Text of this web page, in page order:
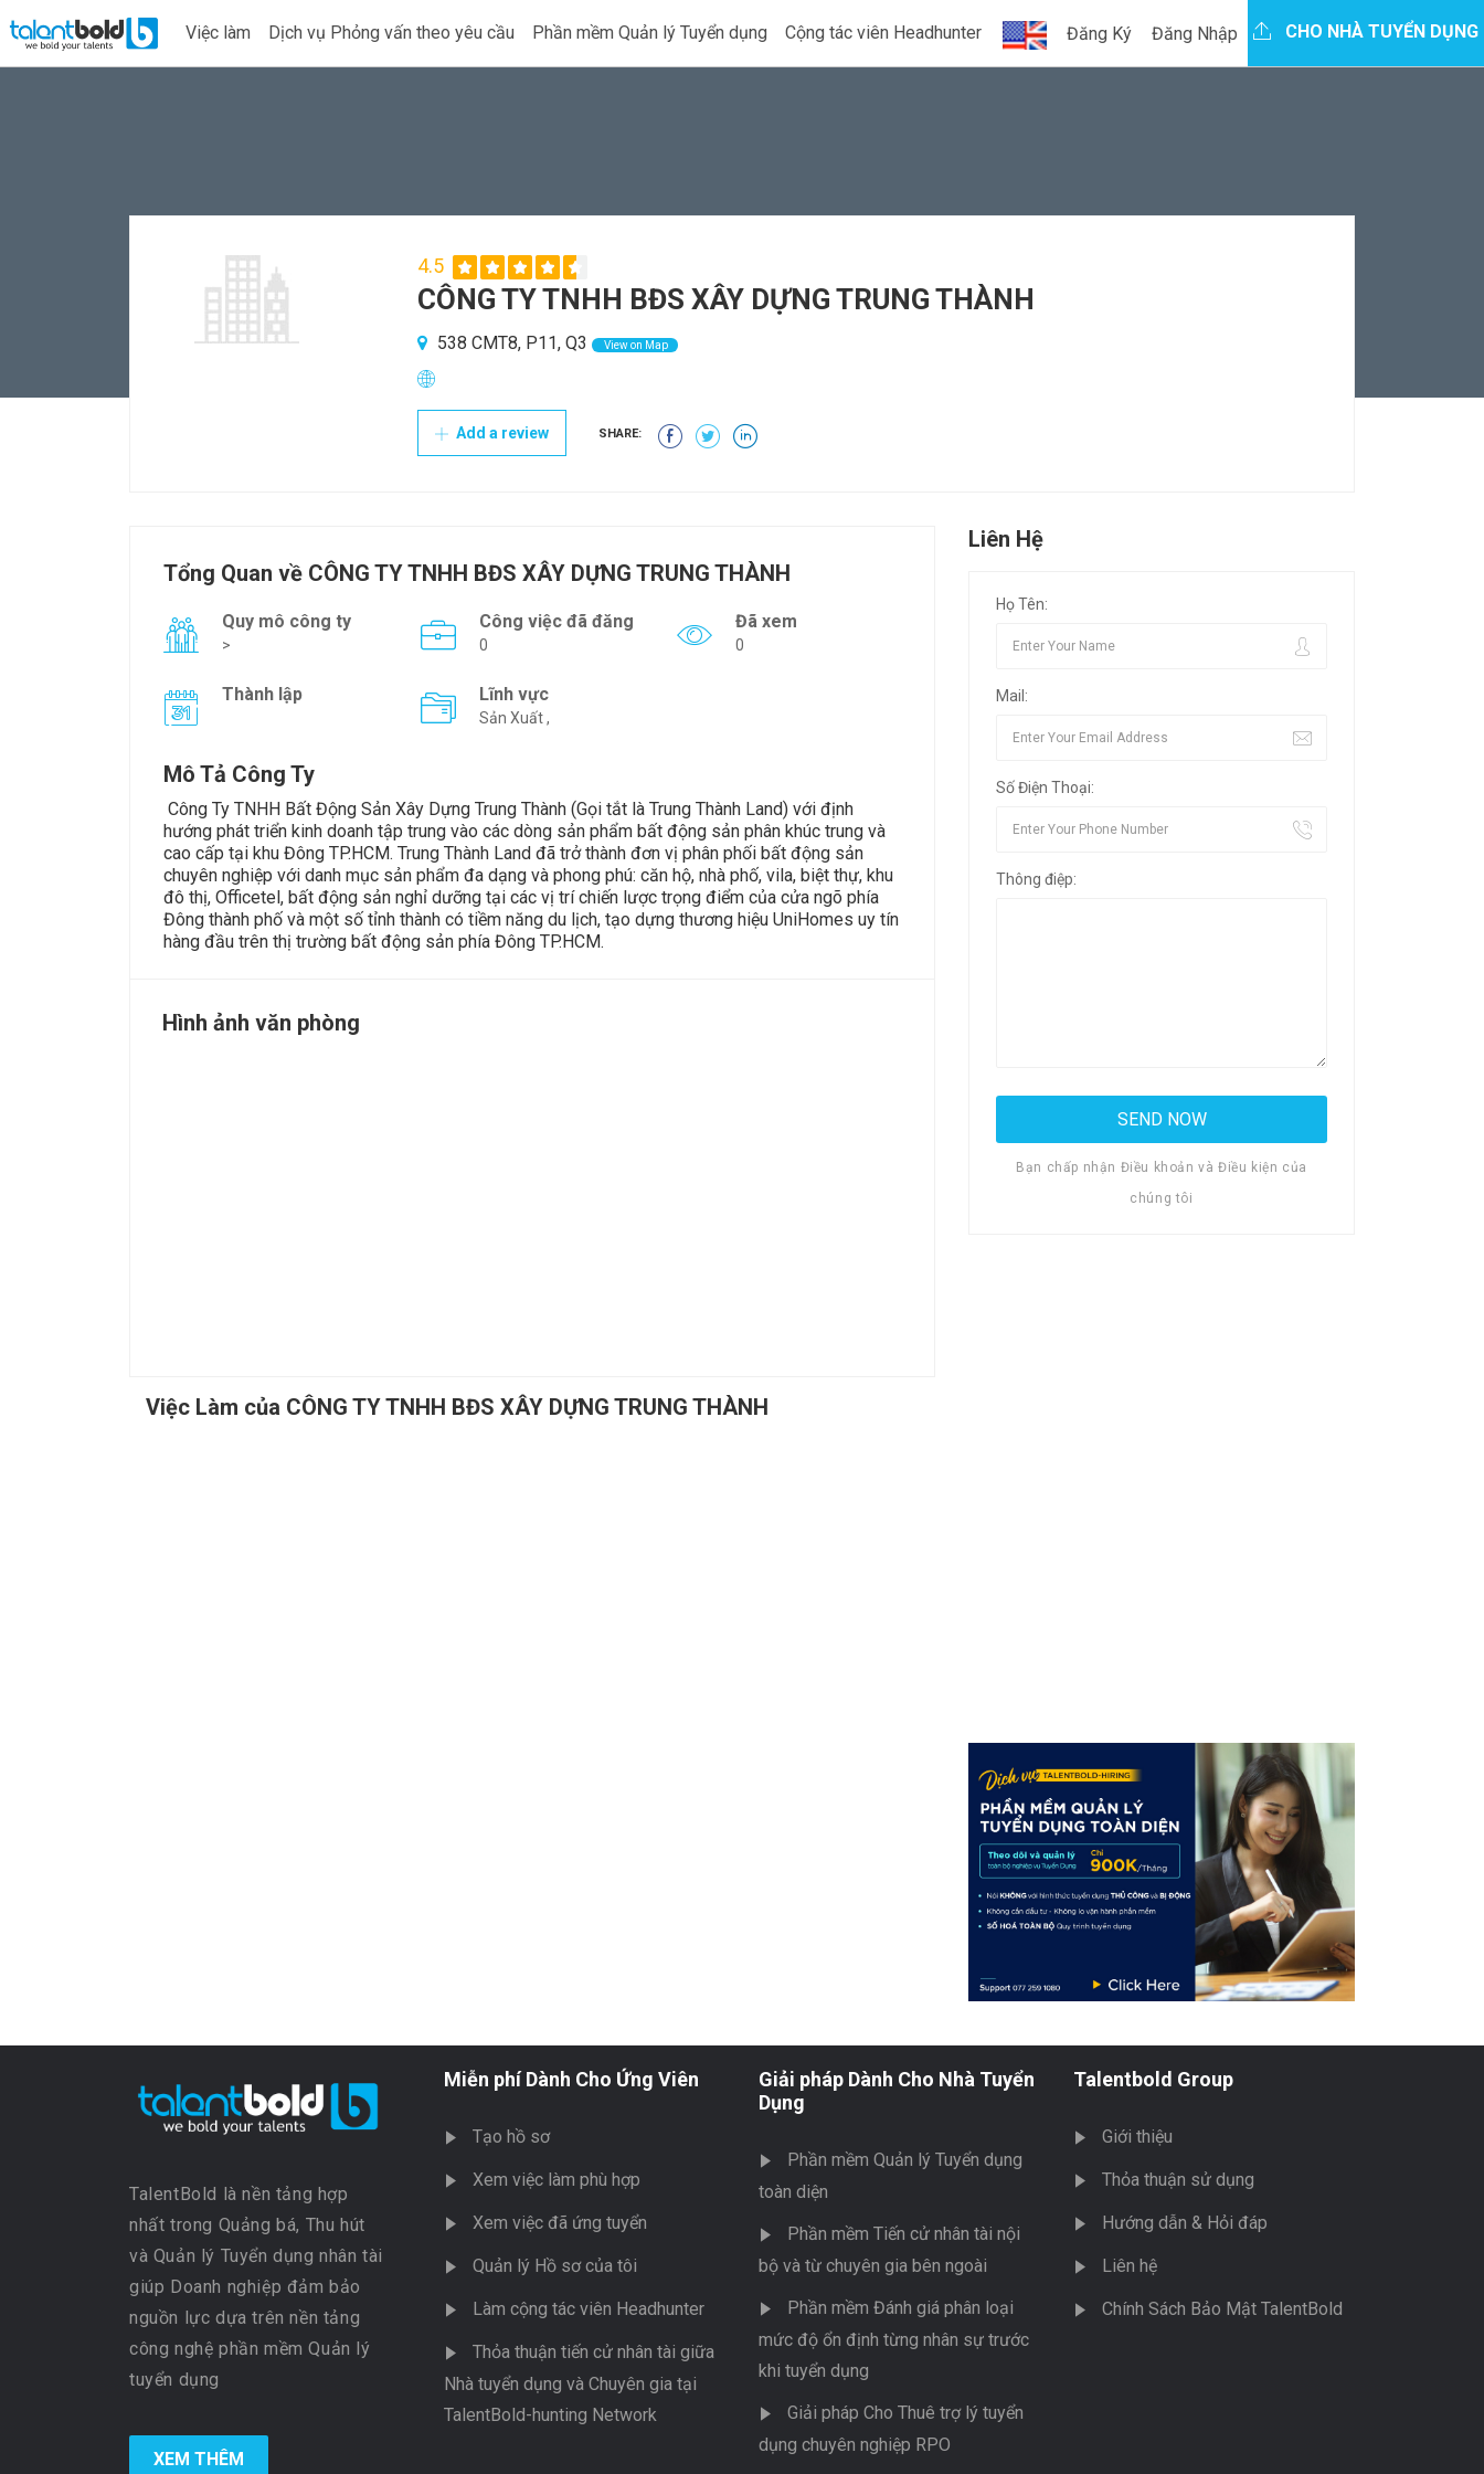
Việc làm Dịch vụ Phỏng vấn theo yêu cầu Phần mềm Quản lý Tuyển dụng Cộng tác viên Headhunter Đăng Ký Đăng Nhập CHO NHÀ TUYỂN DỤNG
4.5
CÔNG TY TNHH BĐS XÂY DỰNG TRUNG THÀNH
538 CMT8, P11, Q3 View on Map
Add a review SHARE:
Tổng Quan về CÔNG TY TNHH BĐS XÂY DỰNG TRUNG THÀNH
Quy mô công ty
>
Công việc đã đăng
0
Đã xem
0
Thành lập Lĩnh vực
Sản Xuất ,
Mô Tả Công Ty
Công Ty TNHH Bất Động Sản Xây Dựng Trung Thành (Gọi tắt là Trung Thành Land) với định
hướng phát triển kinh doanh tập trung vào các dòng sản phẩm bất động sản phân khúc trung và
cao cấp tại khu Đông TP.HCM. Trung Thành Land đã trở thành đơn vị phân phối bất động sản
chuyên nghiệp với danh mục sản phẩm đa dạng và phong phú: căn hộ, nhà phố, vila, biệt thự, khu
đô thị, Officetel, bất động sản nghỉ dưỡng tại các vị trí chiến lược trọng điểm của cửa ngõ phía
Đông thành phố và một số tỉnh thành có tiềm năng du lịch, tạo dựng thương hiệu UniHomes uy tín
hàng đầu trên thị trường bất động sản phía Đông TP.HCM.
Hình ảnh văn phòng
Việc Làm của CÔNG TY TNHH BĐS XÂY DỰNG TRUNG THÀNH
Liên Hệ
Họ Tên:
Mail:
Số Điện Thoại:
Thông điệp:
Bạn chấp nhận Điều khoản và Điều kiện của
chúng tôi
TalentBold là nền tảng hợp
nhất trong Quảng bá, Thu hút
và Quản lý Tuyển dụng nhân tài
giúp Doanh nghiệp đảm bảo
nguồn lực dựa trên nền tảng
công nghệ phần mềm Quản lý
tuyển dụng
XEM THÊM
Miễn phí Dành Cho Ứng Viên
Tạo hồ sơ
Xem việc làm phù hợp
Xem việc đã ứng tuyển
Quản lý Hồ sơ của tôi
Làm cộng tác viên Headhunter
Thỏa thuận tiến cử nhân tài giữa
Nhà tuyển dụng và Chuyên gia tại
TalentBold-hunting Network
Giải pháp Dành Cho Nhà Tuyển
Dụng
Phần mềm Quản lý Tuyển dụng
toàn diện
Phần mềm Tiến cử nhân tài nội
bộ và từ chuyên gia bên ngoài
Phần mềm Đánh giá phân loại
mức độ ổn định từng nhân sự trước
khi tuyển dụng
Giải pháp Cho Thuê trợ lý tuyển
dụng chuyên nghiệp RPO
Talentbold Group
Giới thiệu
Thỏa thuận sử dụng
Hướng dẫn & Hỏi đáp
Liên hệ
Chính Sách Bảo Mật TalentBold